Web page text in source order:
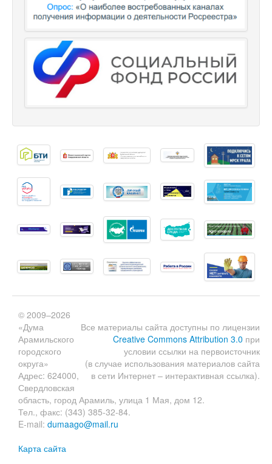
Все материалы сайта доступны по лицензии
Creative Commons Attribution 3.0 при
условии ссылки на первоисточник
(в случае использования материалов сайта
в сети Интернет – интерактивная ссылка).
© 2009–2026
«Дума
Арамильского
городского
округа»
Адрес: 624000,
Свердловская
область, город Арамиль, улица 1 Мая, дом 12.
Тел., факс: (343) 385-32-84.
E-mail: dumaago@mail.ru
Карта сайта